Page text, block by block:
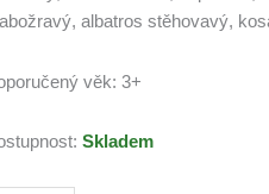
albatros stěhovavý,
věk: 3+
Skladem